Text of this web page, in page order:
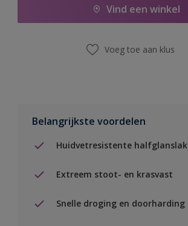
Vind een winkel
Voeg toe aan klus
Belangrijkste voordelen
Huidvetresistente halfglanslak
Extreem stoot- en krasvast
Snelle droging en doorharding